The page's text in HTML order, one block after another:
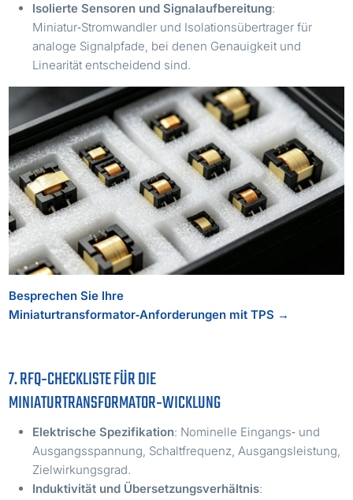
Isolierte Sensoren und Signalaufbereitung:
Miniatur‑Stromwandler und Isolationsübertrager für
analoge Signalpfade, bei denen Genauigkeit und
Linearität entscheidend sind.
Besprechen Sie Ihre
Miniaturtransformator‑Anforderungen mit TPS →
7. RFQ‑CHECKLISTE FÜR DIE
MINIATURTRANSFORMATOR‑WICKLUNG
Elektrische Spezifikation: Nominelle Eingangs‑ und
Ausgangsspannung, Schaltfrequenz, Ausgangsleistung,
Zielwirkungsgrad.
Induktivität und Übersetzungsverhältnis: